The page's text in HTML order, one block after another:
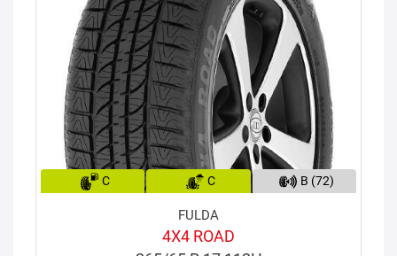
C C B (72)
FULDA
4X4 ROAD